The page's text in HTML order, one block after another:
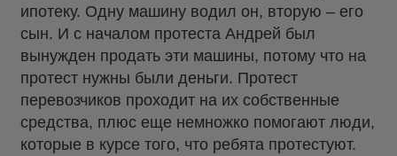
ипотеку. Одну машину водил он, вторую – его
сын. И с началом протеста Андрей был
вынужден продать эти машины, потому что на
протест нужны были деньги. Протест
перевозчиков проходит на их собственные
средства, плюс еще немножко помогают люди,
которые в курсе того, что ребята протестуют.